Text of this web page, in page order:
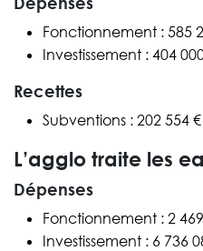
Fonctionnement : 585
Investissement : 404
Recettes
Subventions : 202 554 €
L’agglo traite les
Dépenses
Fonctionnement : 2
Investissement : 6 736